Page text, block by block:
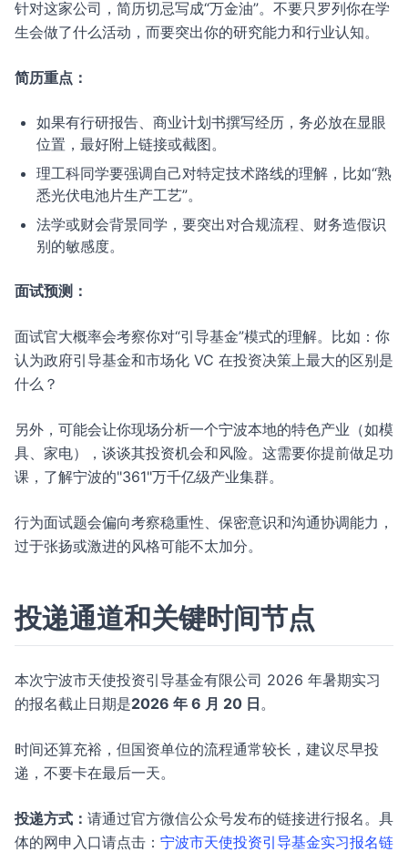
针对这家公司，简历切忌写成“万金油”。不要只罗列你在学
生会做了什么活动，而要突出你的研究能力和行业认知。
简历重点：
如果有行研报告、商业计划书撰写经历，务必放在显眼
位置，最好附上链接或截图。
理工科同学要强调自己对特定技术路线的理解，比如“熟
悉光伏电池片生产工艺”。
法学或财会背景同学，要突出对合规流程、财务造假识
别的敏感度。
面试预测：
面试官大概率会考察你对“引导基金”模式的理解。比如：你
认为政府引导基金和市场化 VC 在投资决策上最大的区别是
什么？
另外，可能会让你现场分析一个宁波本地的特色产业（如模
具、家电），谈谈其投资机会和风险。这需要你提前做足功
课，了解宁波的"361"万千亿级产业集群。
行为面试题会偏向考察稳重性、保密意识和沟通协调能力，
过于张扬或激进的风格可能不太加分。
投递通道和关键时间节点
本次宁波市天使投资引导基金有限公司 2026 年暑期实习
的报名截止日期是2026 年 6 月 20 日。
时间还算充裕，但国资单位的流程通常较长，建议尽早投
递，不要卡在最后一天。
投递方式： 请通过官方微信公众号发布的链接进行报名。具
体的网申入口请点击： 宁波市天使投资引导基金实习报名链